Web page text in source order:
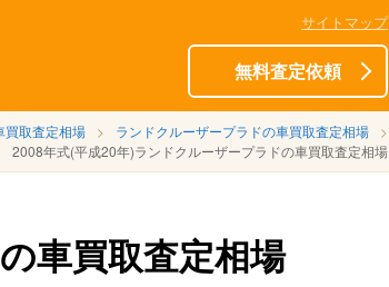
サイトマップ
無料査定依頼
買取査定相場
ランドクルーザープラドの車買取査定相場
2008年式(平成20年)ランドクルーザープラドの車買取査定相場
車買取査定相場